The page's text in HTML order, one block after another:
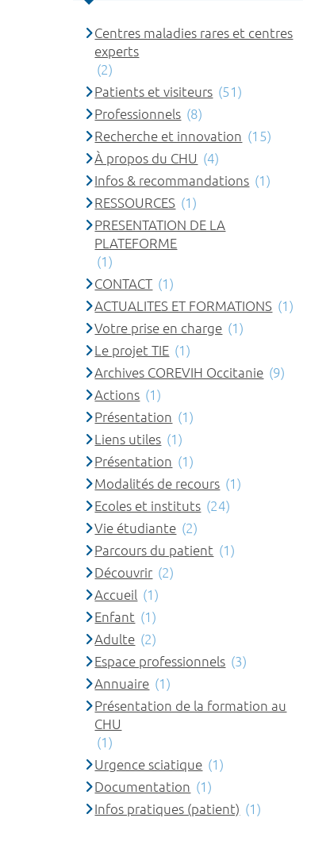
Centres maladies rares et centres
experts
(2)
Patients et visiteurs (51)
Professionnels (8)
Recherche et innovation (15)
À propos du CHU (4)
Infos & recommandations (1)
RESSOURCES (1)
PRESENTATION DE LA
PLATEFORME
(1)
CONTACT (1)
ACTUALITES ET FORMATIONS (1)
Votre prise en charge (1)
Le projet TIE (1)
Archives COREVIH Occitanie (9)
Actions (1)
Présentation (1)
Liens utiles (1)
Présentation (1)
Modalités de recours (1)
Ecoles et instituts (24)
Vie étudiante (2)
Parcours du patient (1)
Découvrir (2)
Accueil (1)
Enfant (1)
Adulte (2)
Espace professionnels (3)
Annuaire (1)
Présentation de la formation au
CHU
(1)
Urgence sciatique (1)
Documentation (1)
Infos pratiques (patient) (1)